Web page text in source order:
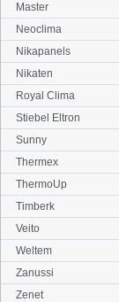
Master
Neoclima
Nikapanels
Nikaten
Royal Clima
Stiebel Eltron
Sunny
Thermex
ThermoUp
Timberk
Veito
Weltem
Zanussi
Zenet